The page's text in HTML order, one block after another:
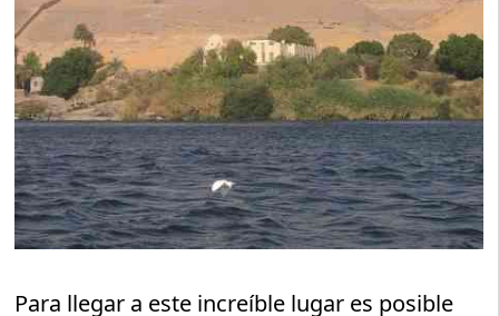
Para llegar a este increíble lugar es posible